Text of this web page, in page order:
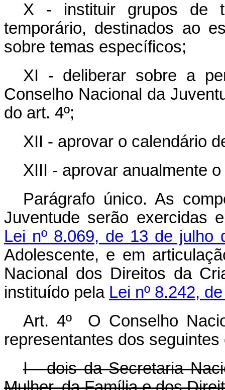
X - instituir grupos de
temporário, destinados ao
sobre temas específicos;
XI - deliberar sobre a
Conselho Nacional da
do art. 4º;
XII - aprovar o calendário
XIII - aprovar anualmente
Parágrafo único. As
Juventude serão exercidas
Lei nº 8.069, de 13 de julho
Adolescente, e em
Nacional dos Direitos da
instituído pela Lei nº 8.242,
Art. 4º O Conselho
representantes dos
I - dois da Secretaria